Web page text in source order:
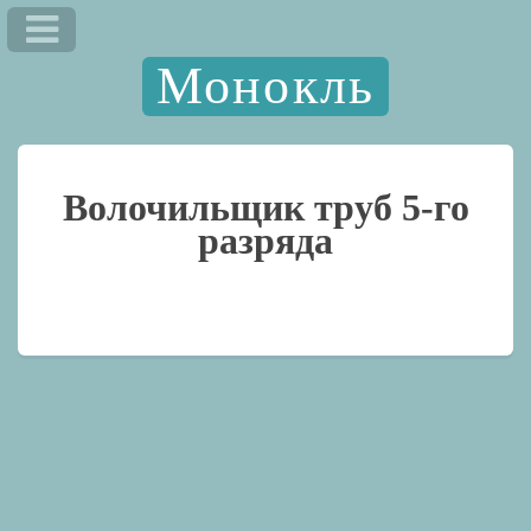
Монокль
Волочильщик труб 5-го
разряда